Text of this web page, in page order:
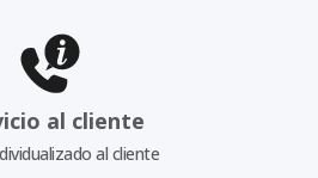
al cliente
al cliente